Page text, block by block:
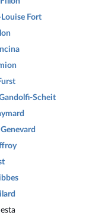
Fort
Scheit